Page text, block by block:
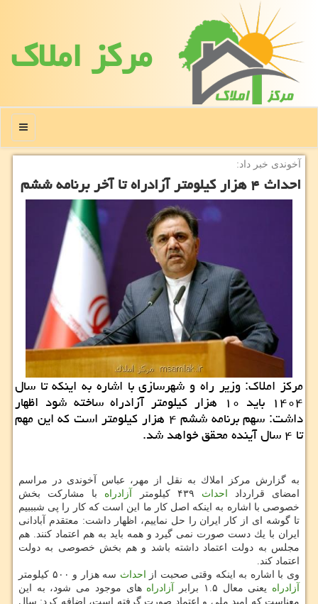
مركز املاك
منو
آخوندی خبر داد:
احداث ۴ هزار كیلومتر آزادراه تا آخر برنامه ششم
مركز املاك: وزیر راه و شهرسازی با اشاره به اینكه تا سال
۱۴۰۴ باید ۱۰ هزار كیلومتر آزادراه ساخته شود اظهار
داشت: سهم برنامه ششم ۴ هزار كیلومتر است كه این مهم
تا ۴ سال آینده محقق خواهد شد.
به گزارش مركز املاك به نقل از مهر، عباس آخوندی در مراسم
امضای قرارداد احداث آزادراه با مشاركت بخش
خصوصی با اشاره به اینكه اصل كار ما این است كه كار را پی شبببیم
تا گوشه ای از كار ایران را حل نماییم، اظهار داشت: معتقدم آبادانی
ایران با یك دست صورت نمی گیرد و همه باید به هم اعتماد كنند. هم
مجلس به دولت اعتماد داشته باشد و هم بخش خصوصی به دولت
اعتماد كند.
وی با اشاره به اینكه وقتی صحبت از احداث سه هزار و ۵۰۰ كیلومتر
آزادراه یعنی معال ۱.۵ برابر آزادراه های موجود می شود، به این
معناست كه امید ملی و اعتماد صورت گرفته است، اضافه كرد: سال